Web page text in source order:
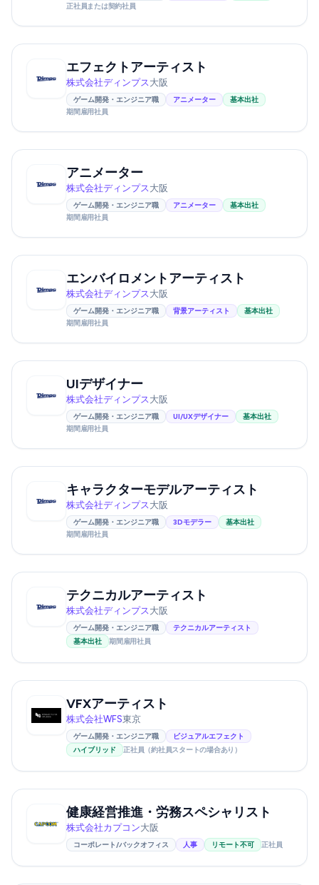
正社員または契約社員
エフェクトアーティスト
株式会社ディンプス大阪
ゲーム開発・エンジニア職 アニメーター
基本出社
期間雇用社員
アニメーター
株式会社ディンプス大阪
ゲーム開発・エンジニア職 アニメーター
基本出社
期間雇用社員
エンバイロメントアーティスト
株式会社ディンプス大阪
ゲーム開発・エンジニア職 背景アーティスト
基本出社
期間雇用社員
UIデザイナー
株式会社ディンプス大阪
ゲーム開発・エンジニア職 UI/UXデザイナー
基本出社
期間雇用社員
キャラクターモデルアーティスト
株式会社ディンプス大阪
ゲーム開発・エンジニア職 3Dモデラー
基本出社
期間雇用社員
テクニカルアーティスト
株式会社ディンプス大阪
ゲーム開発・エンジニア職
テクニカルアーティスト
基本出社
期間雇用社員
VFXアーティスト
株式会社WFS東京
ゲーム開発・エンジニア職
ビジュアルエフェクト
ハイブリッド
正社員（約社員スタートの場合あり）
健康経営推進・労務スペシャリスト
株式会社カプコン大阪
コーポレート/バックオフィス 人事 リモート不可 正社員